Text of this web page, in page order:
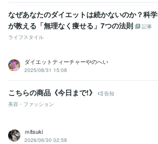
なぜあなたのダイエットは続かないのか？科学
が教える「無理なく痩せる」7つの法則
記事
ライフスタイル
ダイエットティーチャーやのへい
2025/08/31 15:08
こちらの商品《今日まで!》
告知
美容・ファッション
ｍitsuki
2026/06/30 02:58